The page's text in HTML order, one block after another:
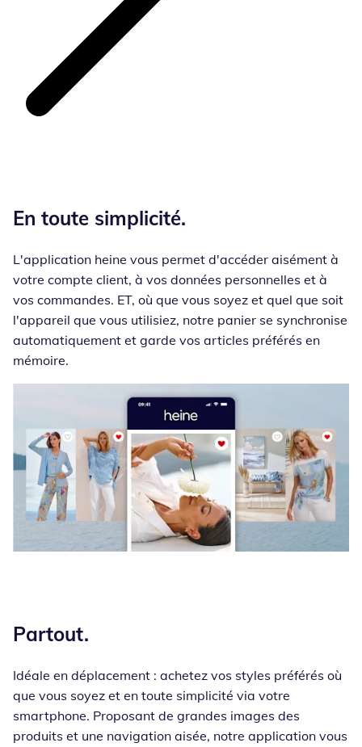
En toute simplicité.
L'application heine vous permet d'accéder aisément à
votre compte client, à vos données personnelles et à
vos commandes. ET, où que vous soyez et quel que soit
l'appareil que vous utilisiez, notre panier se synchronise
automatiquement et garde vos articles préférés en
mémoire.
Partout.
Idéale en déplacement : achetez vos styles préférés où
que vous soyez et en toute simplicité via votre
smartphone. Proposant de grandes images des
produits et une navigation aisée, notre application vous